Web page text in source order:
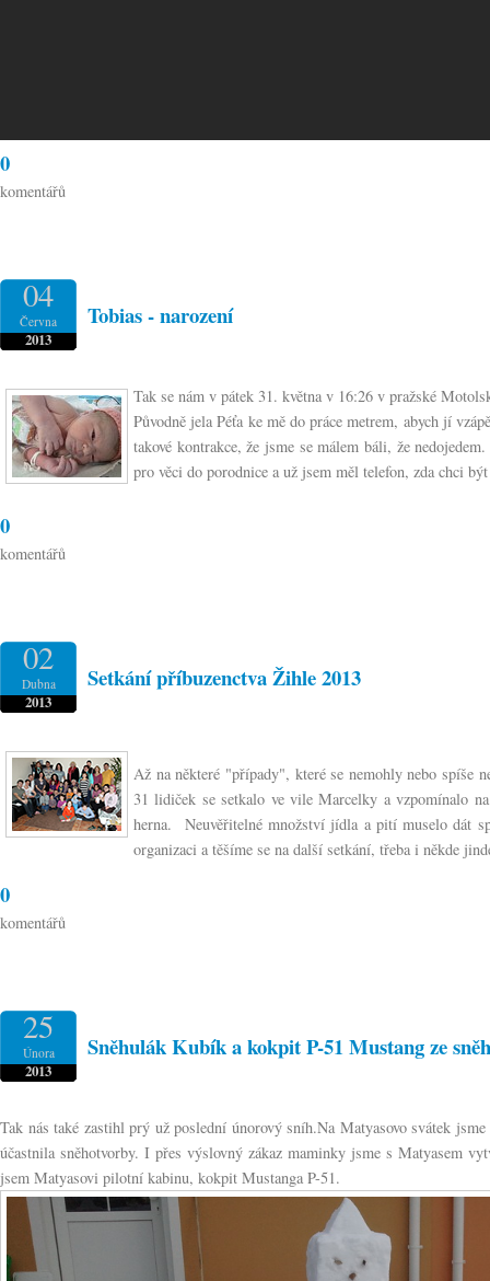
0
komentářů
04
Června
2013
Tobias - narození
Tak se nám v pátek 31. května v 16:26 v pražské
Původně jela Péťa ke mě do práce metrem, abych jí
takové kontrakce, že jsme se málem báli, že
pro věci do porodnice a už jsem měl telefon, zda chci
0
komentářů
02
Dubna
2013
Setkání příbuzenctva Žihle 2013
Až na některé "případy", které se nemohly nebo spíše
31 lidiček se setkalo ve vile Marcelky a vzpomínalo
herna. Neuvěřitelné množství jídla a pití muselo dát
organizaci a těšíme se na další setkání, třeba i někde
0
komentářů
25
Února
2013
Sněhulák Kubík a kokpit P-51 Mustang ze
Tak nás také zastihl prý už poslední únorový sníh.Na Matyasovo svátek
účastnila sněhotvorby. I přes výslovný zákaz maminky jsme s Matyasem
jsem Matyasovi pilotní kabinu, kokpit Mustanga P-51.